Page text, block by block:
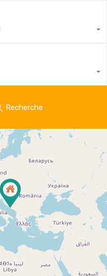
Recherche